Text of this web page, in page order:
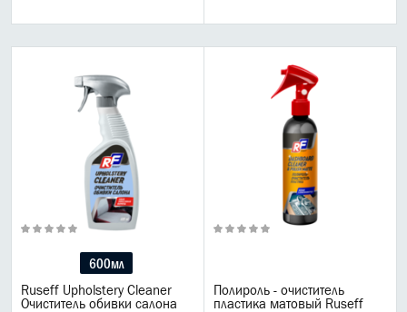
600мл
Ruseff Upholstery Cleaner
Очиститель обивки салона
Полироль - очиститель
пластика матовый Ruseff